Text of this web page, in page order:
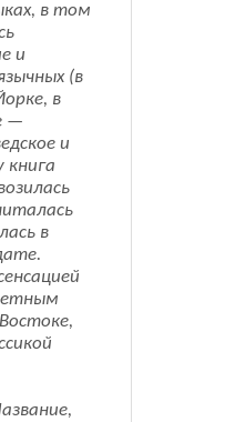
в том
и
(в
в
—
и
книга
в